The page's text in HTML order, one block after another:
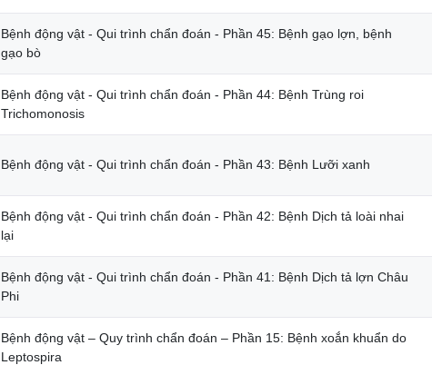
Bệnh động vật - Qui trình chẩn đoán - Phần 45: Bệnh gạo lợn, bệnh
gạo bò
Bệnh động vật - Qui trình chẩn đoán - Phần 44: Bệnh Trùng roi
Trichomonosis
Bệnh động vật - Qui trình chẩn đoán - Phần 43: Bệnh Lưỡi xanh
Bệnh động vật - Qui trình chẩn đoán - Phần 42: Bệnh Dịch tả loài nhai
lại
Bệnh động vật - Qui trình chẩn đoán - Phần 41: Bệnh Dịch tả lợn Châu
Phi
Bệnh động vật – Quy trình chẩn đoán – Phần 15: Bệnh xoắn khuẩn do
Leptospira